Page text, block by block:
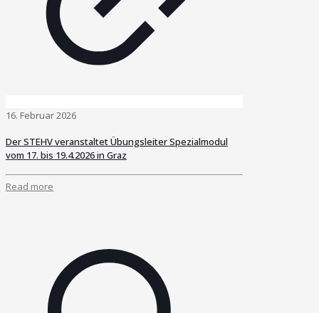
16. Februar 2026
Der STEHV veranstaltet Übungsleiter Spezialmodul
vom 17. bis 19.4.2026 in Graz
Read more